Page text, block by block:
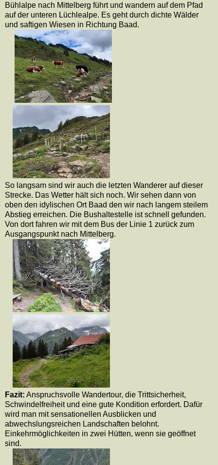
Bühlalpe nach Mittelberg führt und wandern auf dem Pfad
auf der unteren Lüchlealpe. Es geht durch dichte Wälder
und saftigen Wiesen in Richtung Baad.
So langsam sind wir auch die letzten Wanderer auf dieser
Strecke. Das Wetter hält sich noch. Wir sehen dann von
oben den idylischen Ort Baad den wir nach langem steilem
Abstieg erreichen. Die Bushaltestelle ist schnell gefunden.
Von dort fahren wir mit dem Bus der Linie 1 zurück zum
Ausgangspunkt nach Mittelberg.
Fazit: Anspruchsvolle Wandertour, die Trittsicherheit,
Schwindelfreiheit und eine gute Kondition erfordert. Dafür
wird man mit sensationellen Ausblicken und
abwechslungsreichen Landschaften belohnt.
Einkehrmöglichkeiten in zwei Hütten, wenn sie geöffnet
sind.